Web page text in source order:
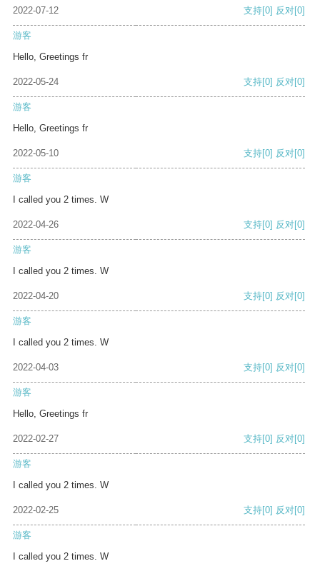
2022-07-12 支持[0] 反对[0]
游客
Hello, Greetings fr
2022-05-24 支持[0] 反对[0]
游客
Hello, Greetings fr
2022-05-10 支持[0] 反对[0]
游客
I called you 2 times. W
2022-04-26 支持[0] 反对[0]
游客
I called you 2 times. W
2022-04-20 支持[0] 反对[0]
游客
I called you 2 times. W
2022-04-03 支持[0] 反对[0]
游客
Hello, Greetings fr
2022-02-27 支持[0] 反对[0]
游客
I called you 2 times. W
2022-02-25 支持[0] 反对[0]
游客
I called you 2 times. W